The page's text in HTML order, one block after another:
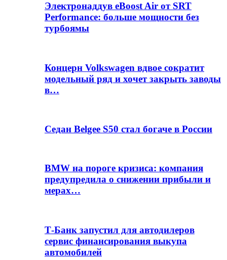
Электронаддув eBoost Air от SRT
Performance: больше мощности без
турбоямы
Концерн Volkswagen вдвое сократит
модельный ряд и хочет закрыть заводы
в…
Седан Belgee S50 стал богаче в России
BMW на пороге кризиса: компания
предупредила о снижении прибыли и
мерах…
Т-Банк запустил для автодилеров
сервис финансирования выкупа
автомобилей